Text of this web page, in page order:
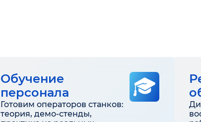
Обучение
персонала
Готовим операторов станков:
теория, демо-стенды,